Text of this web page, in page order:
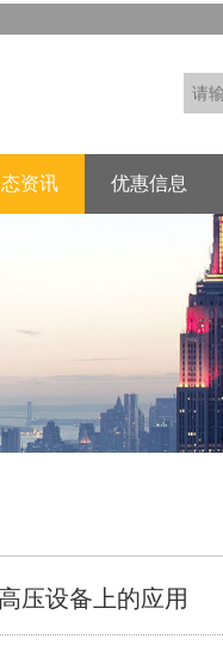
资讯 优惠信息
压设备上的应用